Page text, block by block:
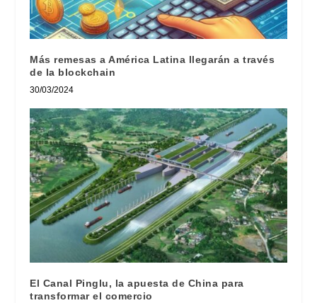
Más remesas a América Latina llegarán a través
de la blockchain
30/03/2024
El Canal Pinglu, la apuesta de China para
transformar el comercio